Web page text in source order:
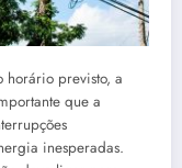
horário previsto, a
que a
inesperadas.